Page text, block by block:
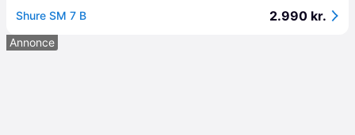
Shure SM 7 B 2.990 kr.
Annonce